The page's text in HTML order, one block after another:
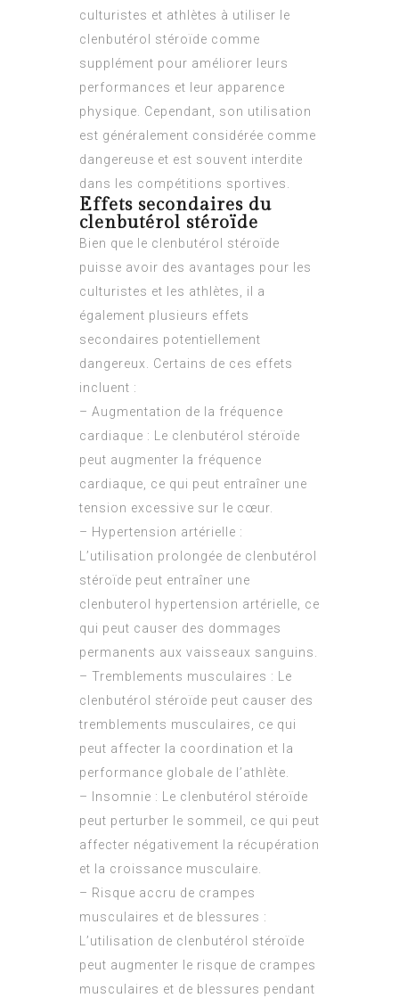
culturistes et athlètes à utiliser le
clenbutérol stéroïde comme
supplément pour améliorer leurs
performances et leur apparence
physique. Cependant, son utilisation
est généralement considérée comme
dangereuse et est souvent interdite
dans les compétitions sportives.
Effets secondaires du
clenbutérol stéroïde
Bien que le clenbutérol stéroïde
puisse avoir des avantages pour les
culturistes et les athlètes, il a
également plusieurs effets
secondaires potentiellement
dangereux. Certains de ces effets
incluent :
– Augmentation de la fréquence
cardiaque : Le clenbutérol stéroïde
peut augmenter la fréquence
cardiaque, ce qui peut entraîner une
tension excessive sur le cœur.
– Hypertension artérielle :
L’utilisation prolongée de clenbutérol
stéroïde peut entraîner une
clenbuterol
hypertension artérielle, ce
qui peut causer des dommages
permanents aux vaisseaux sanguins.
– Tremblements musculaires : Le
clenbutérol stéroïde peut causer des
tremblements musculaires, ce qui
peut affecter la coordination et la
performance globale de l’athlète.
– Insomnie : Le clenbutérol stéroïde
peut perturber le sommeil, ce qui peut
affecter négativement la récupération
et la croissance musculaire.
– Risque accru de crampes
musculaires et de blessures :
L’utilisation de clenbutérol stéroïde
peut augmenter le risque de crampes
musculaires et de blessures pendant